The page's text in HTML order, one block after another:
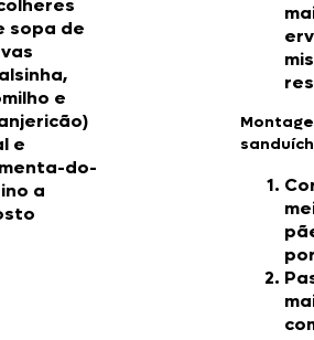
sopa de
e
e
do-
a